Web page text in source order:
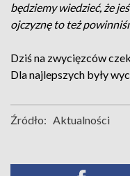
będziemy wiedzieć, że
ojczyznę to też
Dziś na zwycięzców
Dla najlepszych były
Źródło: Aktualności